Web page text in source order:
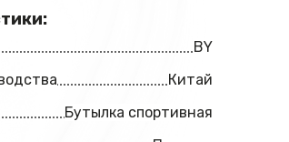
BY
Китай
Бутылка спортивная